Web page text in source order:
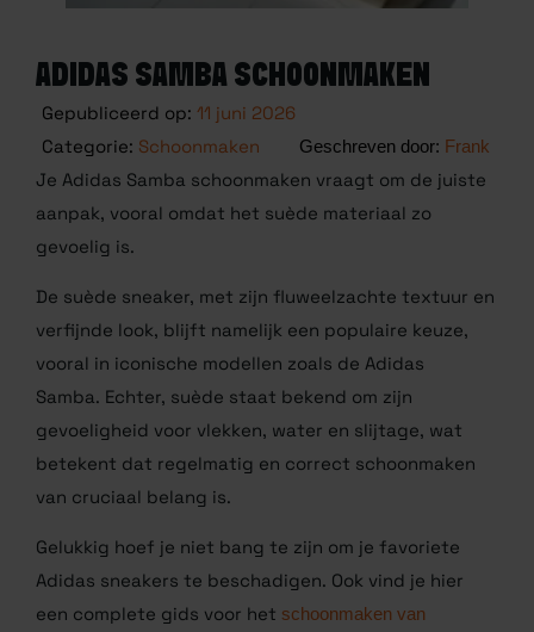
ADIDAS SAMBA SCHOONMAKEN
Gepubliceerd op: 11 juni 2026
Categorie: Schoonmaken
Frank
Je Adidas Samba schoonmaken vraagt om de juiste
aanpak, vooral omdat het suède materiaal zo
De suède sneaker, met zijn fluweelzachte textuur en
verfijnde look, blijft namelijk een populaire keuze,
vooral in iconische modellen zoals de Adidas
Samba. Echter, suède staat bekend om zijn
gevoeligheid voor vlekken, water en slijtage, wat
betekent dat regelmatig en correct schoonmaken
Gelukkig hoef je niet bang te zijn om je favoriete
Adidas sneakers te beschadigen. Ook vind je hier